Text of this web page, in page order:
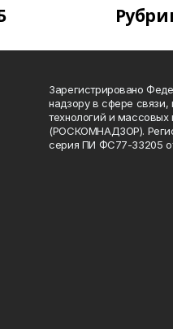
Зарегистрировано
надзору в сфере
технологий и массовых
(РОСКОМНАДЗОР).
серия ПИ ФС77-33205 от